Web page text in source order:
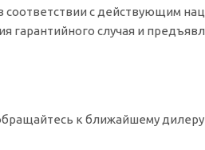
соответствии с действующим
случая и
к ближайшему дилеру